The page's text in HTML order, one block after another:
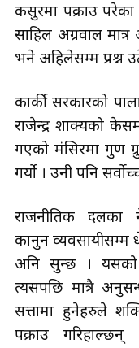
कसुरमा पक्राउ
साहिल अग्रवाल
भने अहिलेसम्म प्रश्न
कार्की सरकारको
राजेन्द्र शाक्यको
गएको मंसिरमा गुण
गर्यो । उनी पनि
राजनीतिक दलका
कानुन
अनि सुन्छ । यसको
त्यसपछि मात्रै
सत्तामा हुनेहरुले
पक्राउ